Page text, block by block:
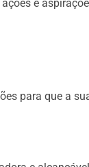
e
para que a